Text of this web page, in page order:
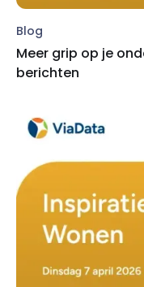
Blog
Meer grip op je
berichten